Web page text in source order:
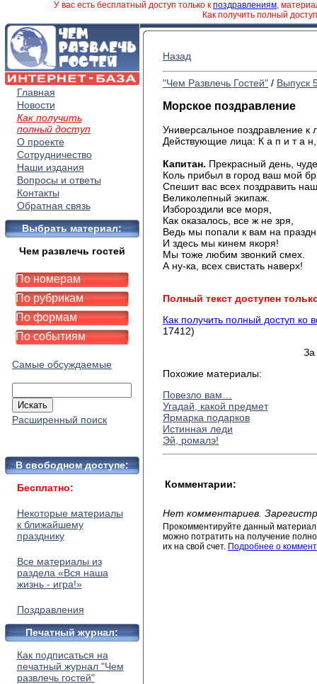
У вас есть бесплатный доступ только к поздравлениям,
Как получить полный
Главная
Новости
Как получить
полный доступ
О проекте
Сотрудничество
Наши издания
Вопросы и ответы
Контакты
Обратная связь
Выбрать материал:
Чем развлечь гостей
По номерам
По рубрикам
По формам
По событиям
Самые обсуждаемые
Расширенный поиск
В свободном доступе:
Бесплатно:
Некоторые материалы
к ближайшему
празднику
Все материалы из
раздела «Вся наша
жизнь - игра!»
Поздравления
Печатный журнал:
Как подписаться на
печатный журнал "Чем
развлечь гостей"
Назад
"Чем Развлечь Гостей" / Выпуск
Морское поздравление
Универсальное поздравление к
Действующие лица: К а п и т а
Капитан. Прекрасный день,
Коль прибыл в город ваш мой
Спешитвас всех поздравить наш
Великолепный экипаж.
Избороздили все моря,
Как оказалось, все ж не зря,
Ведь мы попали к вам на
И здесь мы кинем якоря!
Мы тоже любим звонкий смех.
А ну-ка, всех свистать наверх!
Полный текст доступен
Как получить полный доступ ко
17412)
За
Похожие материалы:
Повезло вам…
Угадай, какой предмет
Ярмарка подарков
Истинная леди
Эй, ромалэ!
Комментарии:
Нет комментариев.
Прокомментируйте данный
можно потратить на получение
их на свой счет. Подробнее о